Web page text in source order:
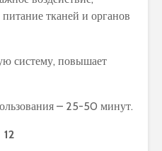
тканей и органов
систему, повышает
– 25-50 минут.